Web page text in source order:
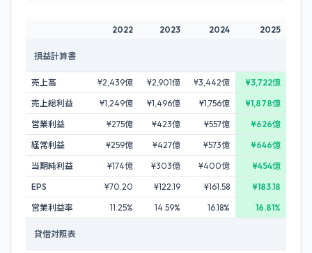
2022 2023 2024 2025
損益計算書
売上高 ¥2,439億 ¥2,901億 ¥3,442億
¥3,722億
売上総利益
¥1,249億 ¥1,496億 ¥1,756億
¥1,878億
営業利益
¥275億 ¥423億 ¥557億
¥626億
経常利益
¥259億 ¥427億 ¥573億
¥646億
当期純利益
¥174億 ¥303億 ¥400億
¥454億
EPS
¥70.20 ¥122.19 ¥161.58
¥183.18
営業利益率
11.25% 14.59% 16.18% 16.81%
貸借対照表